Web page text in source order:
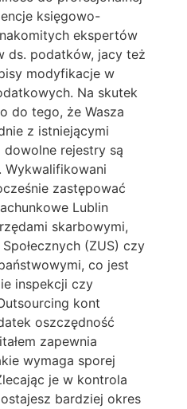
księgowo-
ekspertów
ds. podatków, jacy też
modyfikacje w
Na skutek
do tego, że Wasza
z istniejącymi
rejestry są
Wykwalifikowani
zastępować
Lublin
skarbowymi,
(ZUS) czy
co jest
inspekcji czy
kont
oszczędność
zapewnia
wymaga sporej
je w kontrola
bardziej okres